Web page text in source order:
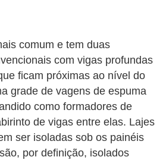
comum e tem duas
com vigas profundas
ficam próximas ao nível do
grade de vagens de espuma
como formadores de
de vigas entre elas. Lajes
ser isoladas sob os painéis
por definição, isolados